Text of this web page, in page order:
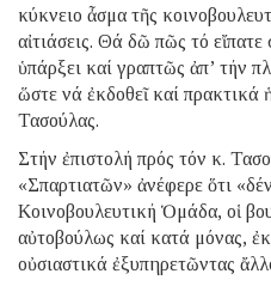
κύκνειο ἆσμα τῆς
αἰτιάσεις. Θά δῶ πῶς τό
ὑπάρξει καί γραπτῶς ἀπ’ τήν
ὥστε νά ἐκδοθεῖ καί πρακτικά
Τασούλας.
Στήν ἐπιστολή πρός τόν κ.
«Σπαρτιατῶν» ἀνέφερε ὅτι
Κοινοβουλευτική Ὁμάδα, οἱ
αὐτοβούλως καί κατά μόνας,
οὐσιαστικά ἐξυπηρετῶντας